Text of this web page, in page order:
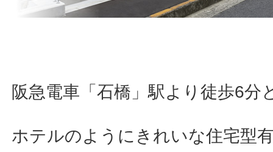
阪急電車「石橋」駅より徒歩6分
ホテルのようにきれいな住宅型